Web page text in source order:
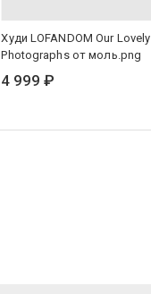
Худи LOFANDOM Our Lovely
Photographs от моль.png
4 999 ₽